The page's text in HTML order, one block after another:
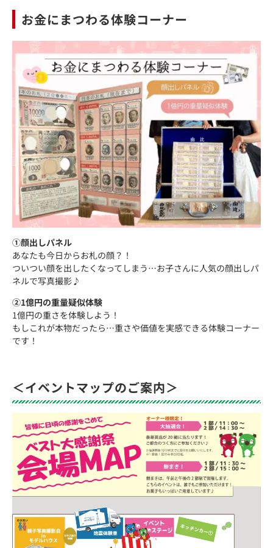
お金にまつわる体験コーナー
①顔出しパネル
あなたも今日からお札の顔？！
ついつい顔を出したくなってしまう…お子さんに人気の顔出しパ
ネルで写真撮影♪
②1億円の重量疑似体験
1億円の重さを体験しよう！
もしこれが本物だったら…重さや価値を実感できる体験コーナー
です！
＜イベントマップのご案内＞